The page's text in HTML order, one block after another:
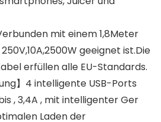
mit einem 1,8Meter
geeignet ist.Die
erfüllen alle EU-Standards.
】4 intelligente USB-Ports
, 3,4A , mit intelligenter Ger
Laden der